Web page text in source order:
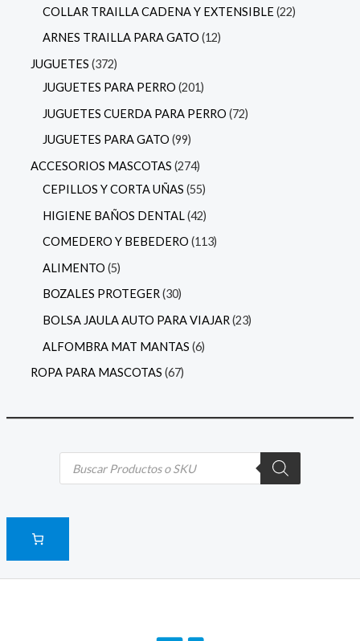
COLLAR TRAILLA CADENA Y EXTENSIBLE 22
ARNES TRAILLA PARA GATO 12
JUGUETES 372
JUGUETES PARA PERRO 201
JUGUETES CUERDA PARA PERRO 72
JUGUETES PARA GATO 99
ACCESORIOS MASCOTAS 274
CEPILLOS Y CORTA UÑAS 55
HIGIENE BAÑOS DENTAL 42
COMEDERO Y BEBEDERO 113
ALIMENTO 5
BOZALES PROTEGER 30
BOLSA JAULA AUTO PARA VIAJAR 23
ALFOMBRA MAT MANTAS 6
ROPA PARA MASCOTAS 67
B
e
r